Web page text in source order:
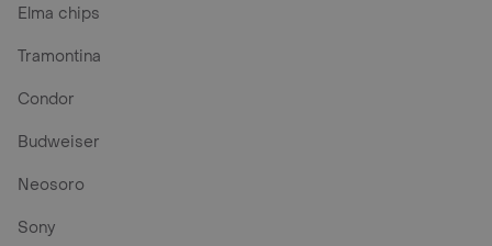
Elma chips
Tramontina
Condor
Budweiser
Neosoro
Sony